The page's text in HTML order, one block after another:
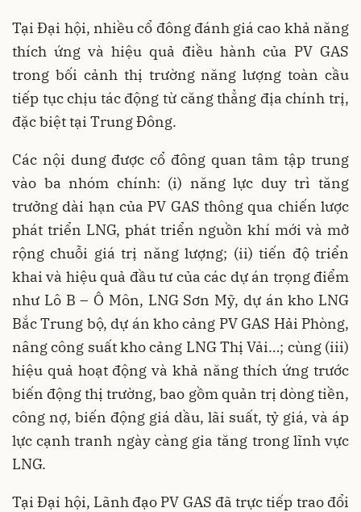
Tại Đại hội, nhiều cổ đông đánh giá cao khả năng
thích ứng và hiệu quả điều hành của PV GAS
trong bối cảnh thị trường năng lượng toàn cầu
tiếp tục chịu tác động từ căng thẳng địa chính trị,
đặc biệt tại Trung Đông.
Các nội dung được cổ đông quan tâm tập trung
vào ba nhóm chính: (i) năng lực duy trì tăng
trưởng dài hạn của PV GAS thông qua chiến lược
phát triển LNG, phát triển nguồn khí mới và mở
rộng chuỗi giá trị năng lượng; (ii) tiến độ triển
khai và hiệu quả đầu tư của các dự án trọng điểm
như Lô B – Ô Môn, LNG Sơn Mỹ, dự án kho LNG
Bắc Trung bộ, dự án kho cảng PV GAS Hải Phòng,
nâng công suất kho cảng LNG Thị Vải…; cùng (iii)
hiệu quả hoạt động và khả năng thích ứng trước
biến động thị trường, bao gồm quản trị dòng tiền,
công nợ, biến động giá dầu, lãi suất, tỷ giá, và áp
lực cạnh tranh ngày càng gia tăng trong lĩnh vực
LNG.
Tại Đại hội, Lãnh đạo PV GAS đã trực tiếp trao đổi